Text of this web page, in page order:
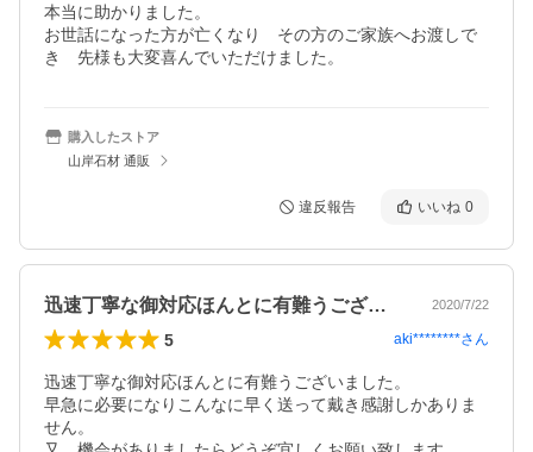
本当に助かりました。
お世話になった方が亡くなり　その方のご家族へお渡しで
き　先様も大変喜んでいただけました。
購入したストア
山岸石材 通販
違反報告 いいね 0
迅速丁寧な御対応ほんとに有難うございま… 2020/7/22
5 aki********さん
迅速丁寧な御対応ほんとに有難うございました。
早急に必要になりこんなに早く送って戴き感謝しかありま
せん。